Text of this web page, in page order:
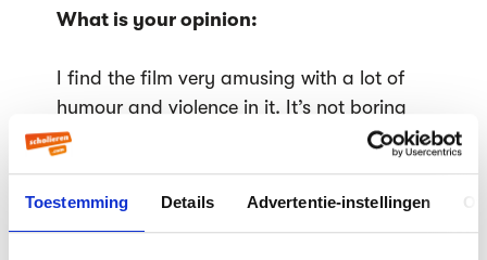
Toestemming Details Advertentie-instellingen
What is your opinion:
I find the film very amusing with a lot of
humour and violence in it. It’s not boring
but very unpredictable. It’s full of
story-line. But the humorous and eccentric